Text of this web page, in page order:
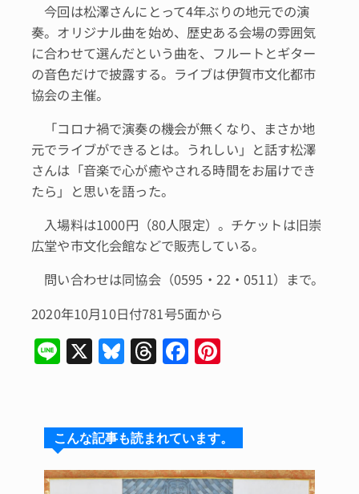
今回は松澤さんにとって4年ぶりの地元での演
奏。オリジナル曲を始め、歴史ある会場の雰囲気
に合わせて選んだという曲を、フルートとギター
の音色だけで披露する。ライブは伊賀市文化都市
協会の主催。
「コロナ禍で演奏の機会が無くなり、まさか地
元でライブができるとは。うれしい」と話す松澤
さんは「音楽で心が癒やされる時間をお届けでき
たら」と思いを語った。
入場料は1000円（80人限定）。チケットは旧崇
広堂や市文化会館などで販売している。
問い合わせは同協会（0595・22・0511）まで。
2020年10月10日付781号5面から
Li
n
X Bl
u
s
k
y
T
hr
a
d
s
F
a
e
b
o
re
st
こんな記事も読まれています。